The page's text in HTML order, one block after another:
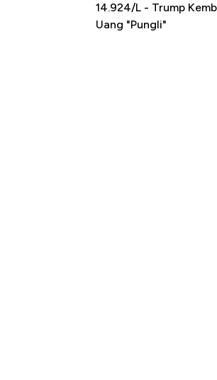
14.924/L - Trump
Uang "Pungli"